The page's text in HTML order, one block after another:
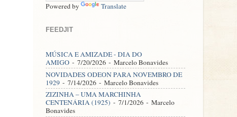
Powered by Translate
FEEDJIT
MÚSICA E AMIZADE - DIA DO
AMIGO - 7/20/2026 - Marcelo Bonavides
NOVIDADES ODEON PARA NOVEMBRO DE
1929 - 7/14/2026 - Marcelo Bonavides
ZIZINHA – UMA MARCHINHA
CENTENÁRIA (1925) - 7/1/2026 - Marcelo
Bonavides